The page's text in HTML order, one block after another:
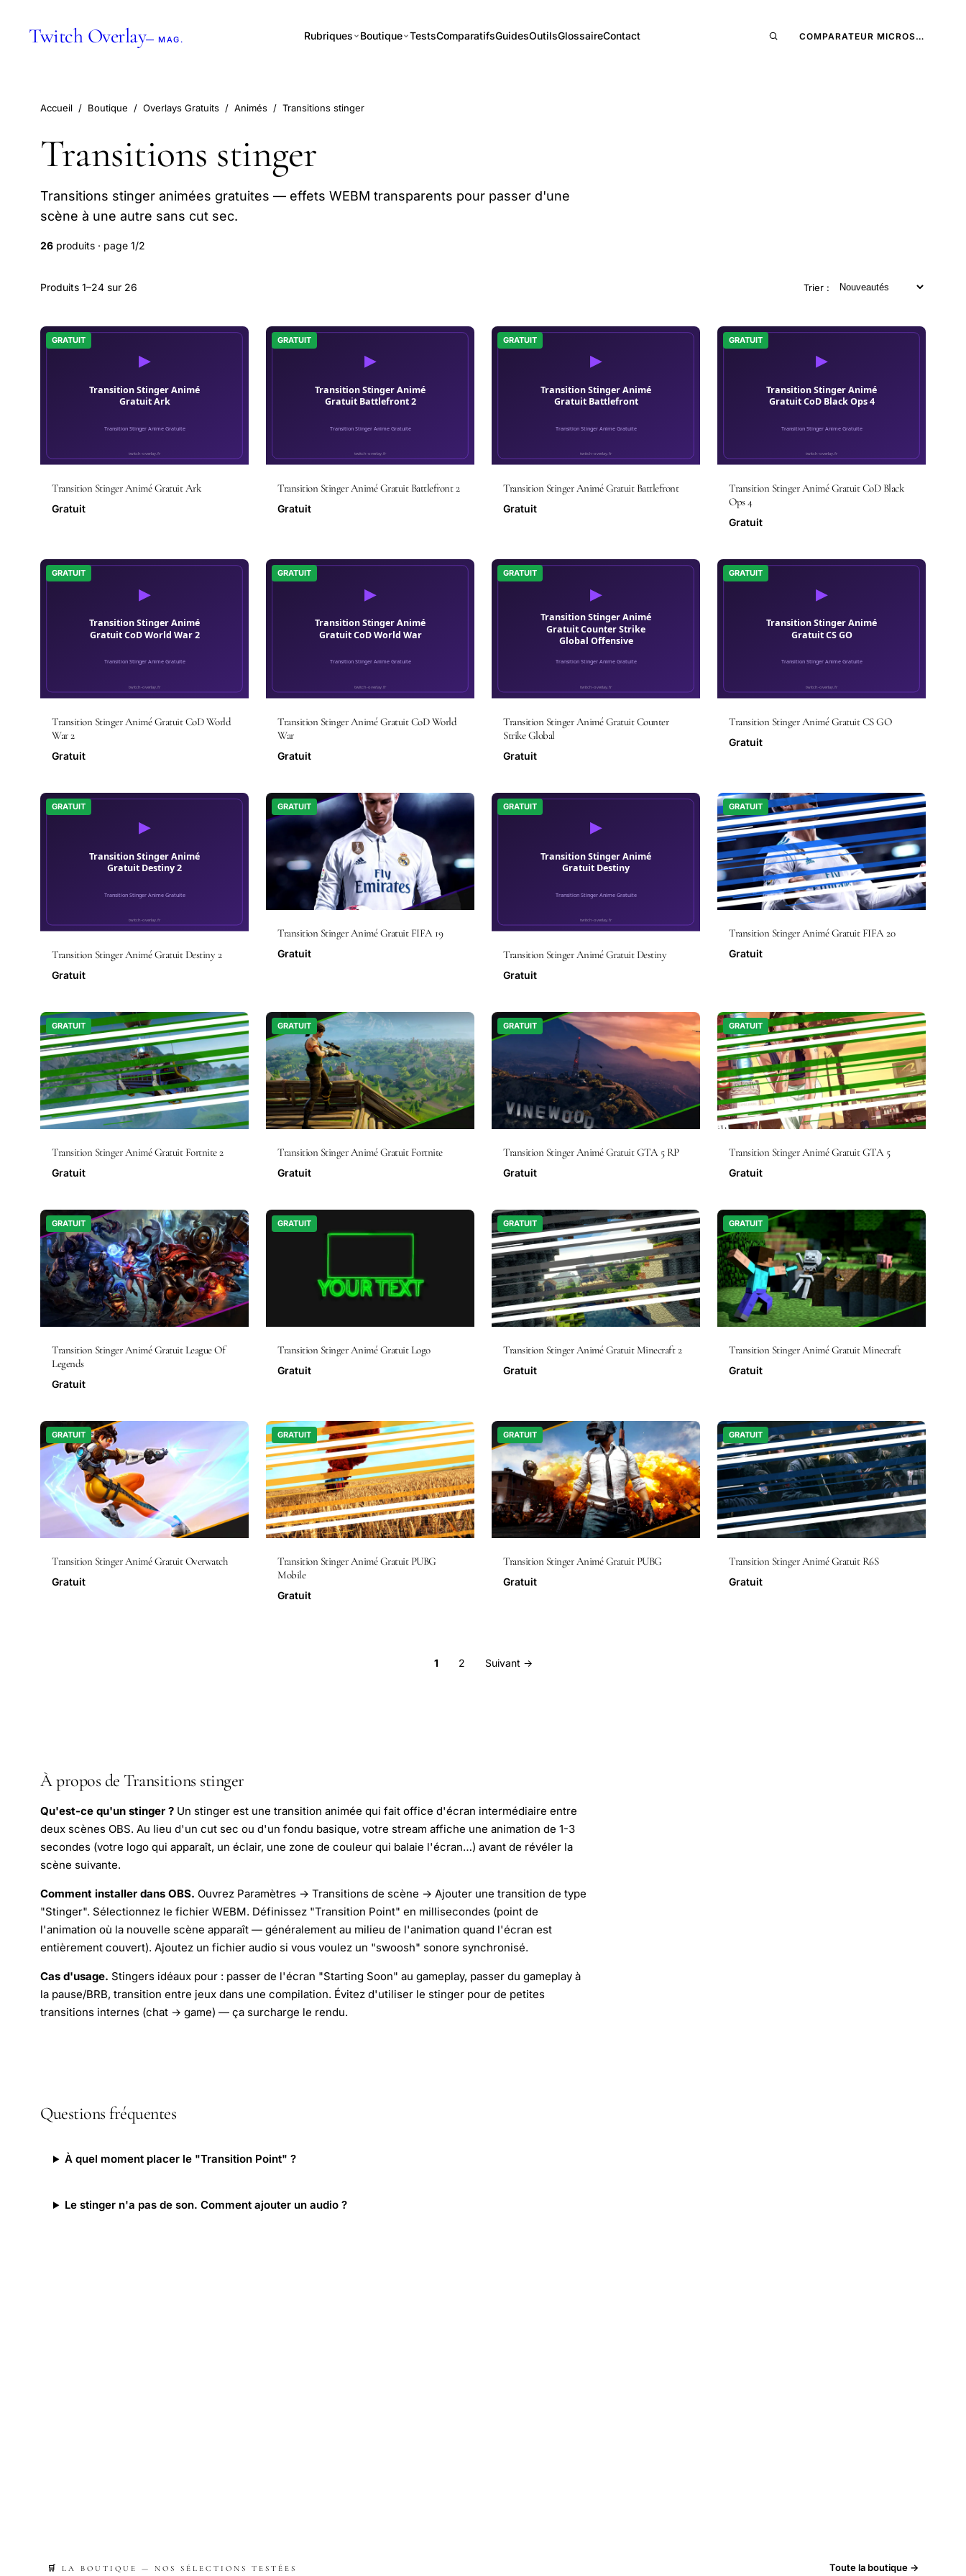
Twitch Overlay— MAG. Rubriques Boutique TestsComparatifsGuidesOutilsGlossaireContact COMPARATEUR MICROS…
Accueil / Boutique / Overlays Gratuits / Animés / Transitions stinger
Transitions stinger
Transitions stinger animées gratuites — effets WEBM transparents pour passer d'une
scène à une autre sans cut sec.
26 produits · page 1/2
Produits 1–24 sur 26 Trier :
GRATUIT
Transition Stinger Animé Gratuit Ark
Gratuit
GRATUIT
Transition Stinger Animé Gratuit Battlefront 2
Gratuit
GRATUIT
Transition Stinger Animé Gratuit Battlefront
Gratuit
GRATUIT
Transition Stinger Animé Gratuit CoD Black
Ops 4
Gratuit
GRATUIT
Transition Stinger Animé Gratuit CoD World
War 2
Gratuit
GRATUIT
Transition Stinger Animé Gratuit CoD World
War
Gratuit
GRATUIT
Transition Stinger Animé Gratuit Counter
Strike Global
Gratuit
GRATUIT
Transition Stinger Animé Gratuit CS GO
Gratuit
GRATUIT
Transition Stinger Animé Gratuit Destiny 2
Gratuit
GRATUIT
Transition Stinger Animé Gratuit FIFA 19
Gratuit
GRATUIT
Transition Stinger Animé Gratuit Destiny
Gratuit
GRATUIT
Transition Stinger Animé Gratuit FIFA 20
Gratuit
GRATUIT
Transition Stinger Animé Gratuit Fortnite 2
Gratuit
GRATUIT
Transition Stinger Animé Gratuit Fortnite
Gratuit
GRATUIT
Transition Stinger Animé Gratuit GTA 5 RP
Gratuit
GRATUIT
Transition Stinger Animé Gratuit GTA 5
Gratuit
GRATUIT
Transition Stinger Animé Gratuit League Of
Legends
Gratuit
GRATUIT
Transition Stinger Animé Gratuit Logo
Gratuit
GRATUIT
Transition Stinger Animé Gratuit Minecraft 2
Gratuit
GRATUIT
Transition Stinger Animé Gratuit Minecraft
Gratuit
GRATUIT
Transition Stinger Animé Gratuit Overwatch
Gratuit
GRATUIT
Transition Stinger Animé Gratuit PUBG
Mobile
Gratuit
GRATUIT
Transition Stinger Animé Gratuit PUBG
Gratuit
GRATUIT
Transition Stinger Animé Gratuit R6S
Gratuit
1 2 Suivant →
À propos de Transitions stinger
Qu'est-ce qu'un stinger ? Un stinger est une transition animée qui fait office d'écran intermédiaire entre
deux scènes OBS. Au lieu d'un cut sec ou d'un fondu basique, votre stream affiche une animation de 1-3
secondes (votre logo qui apparaît, un éclair, une zone de couleur qui balaie l'écran…) avant de révéler la
scène suivante.
Comment installer dans OBS. Ouvrez Paramètres → Transitions de scène → Ajouter une transition de type
"Stinger". Sélectionnez le fichier WEBM. Définissez "Transition Point" en millisecondes (point de
l'animation où la nouvelle scène apparaît — généralement au milieu de l'animation quand l'écran est
entièrement couvert). Ajoutez un fichier audio si vous voulez un "swoosh" sonore synchronisé.
Cas d'usage. Stingers idéaux pour : passer de l'écran "Starting Soon" au gameplay, passer du gameplay à
la pause/BRB, transition entre jeux dans une compilation. Évitez d'utiliser le stinger pour de petites
transitions internes (chat → game) — ça surcharge le rendu.
Questions fréquentes
À quel moment placer le "Transition Point" ?
Le stinger n'a pas de son. Comment ajouter un audio ?
🛒 LA BOUTIQUE — NOS SÉLECTIONS TESTÉES Toute la boutique →